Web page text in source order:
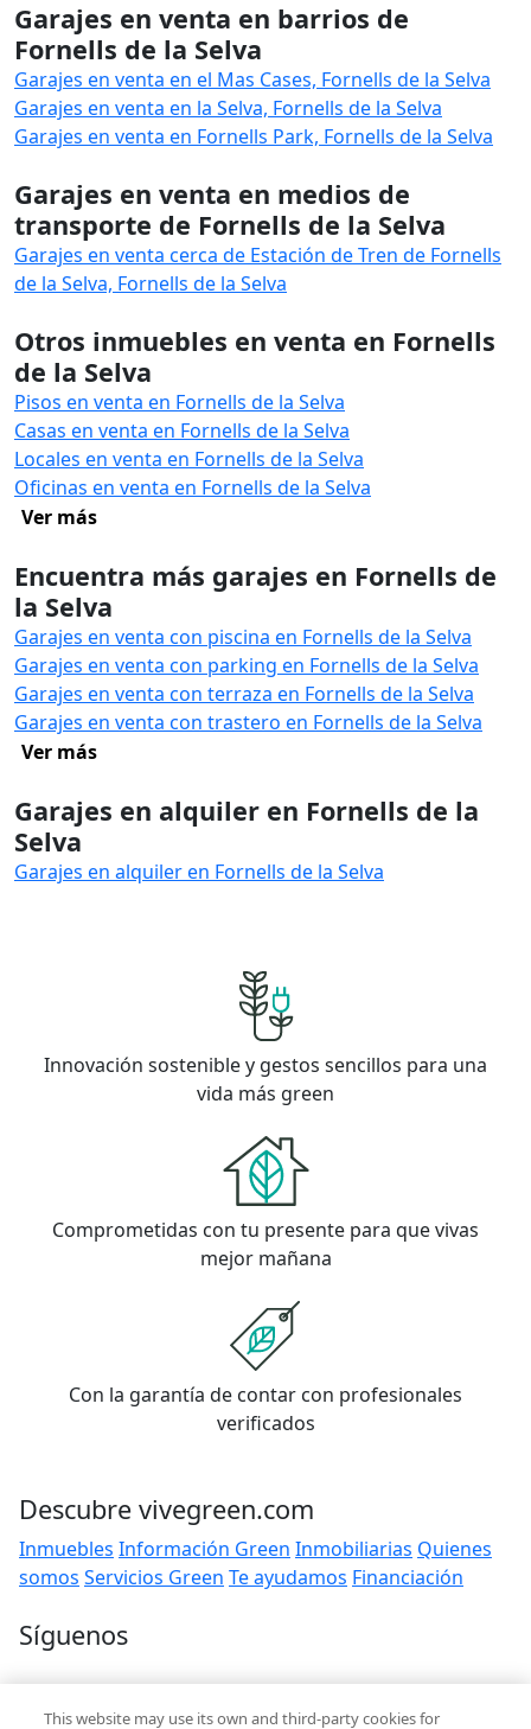
Garajes en venta en barrios de
Fornells de la Selva
Garajes en venta en el Mas Cases, Fornells de la Selva
Garajes en venta en la Selva, Fornells de la Selva
Garajes en venta en Fornells Park, Fornells de la Selva
Garajes en venta en medios de
transporte de Fornells de la Selva
Garajes en venta cerca de Estación de Tren de Fornells
de la Selva, Fornells de la Selva
Otros inmuebles en venta en Fornells
de la Selva
Pisos en venta en Fornells de la Selva
Casas en venta en Fornells de la Selva
Locales en venta en Fornells de la Selva
Oficinas en venta en Fornells de la Selva
Ver más
Encuentra más garajes en Fornells de
la Selva
Garajes en venta con piscina en Fornells de la Selva
Garajes en venta con parking en Fornells de la Selva
Garajes en venta con terraza en Fornells de la Selva
Garajes en venta con trastero en Fornells de la Selva
Ver más
Garajes en alquiler en Fornells de la
Selva
Garajes en alquiler en Fornells de la Selva
Innovación sostenible y gestos sencillos para una
vida más green
Comprometidas con tu presente para que vivas
mejor mañana
Con la garantía de contar con profesionales
verificados
Descubre vivegreen.com
Inmuebles Información Green Inmobiliarias Quienes
somos Servicios Green Te ayudamos Financiación
Síguenos
Contacto
This website may use its own and third-party cookies for